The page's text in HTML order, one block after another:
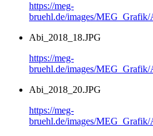
https://meg-
bruehl.de/images/
Abi_2018_18.JPG
https://meg-
bruehl.de/images/
Abi_2018_20.JPG
https://meg-
bruehl.de/images/